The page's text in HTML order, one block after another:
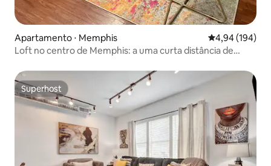
Apartamento ⋅ Memphis 4,94 de uma
4,94 (194)
Loft no centro de Memphis: a uma curta distância de
Superhost
Superhost